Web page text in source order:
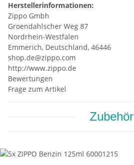
Herstellerinformationen:
Zippo Gmbh
Groendahlscher Weg 87
Nordrhein-Westfalen
Emmerich, Deutschland, 46446
shop.de@zippo.com
http://www.zippo.de
Bewertungen
Frage zum Artikel
Zubehör